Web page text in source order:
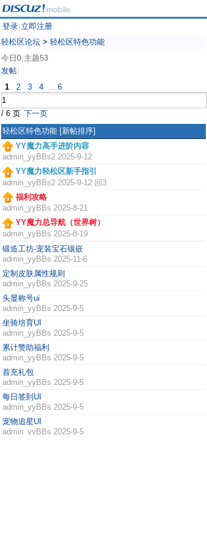
登录 立即注册
轻松区论坛 > 轻松区特色功能
今日0 主题53
发帖
1 2 3 4 .. 6
/ 6 页 下一页
轻松区特色功能 [新帖排序]
YY魔力高手进阶内容
admin_yyBBs2 2025-9-12
YY魔力轻松区新手指引
admin_yyBBs2 2025-9-12 回3
福利攻略
admin_yyBBs 2025-8-21
YY魔力总导航（世界树）
admin_yyBBs 2025-8-19
锻造工坊-宠装宝石镶嵌
admin_yyBBs 2025-11-6
定制皮肤属性规则
admin_yyBBs 2025-9-25
头显称号ui
admin_yyBBs 2025-9-5
坐骑培育UI
admin_yyBBs 2025-9-5
累计赞助福利
admin_yyBBs 2025-9-5
首充礼包
admin_yyBBs 2025-9-5
每日签到UI
admin_yyBBs 2025-9-5
宠物追星UI
admin_yyBBs 2025-9-5